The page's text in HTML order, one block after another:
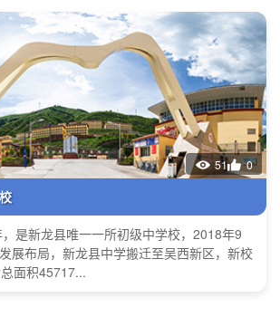
51 0
是新龙县唯一一所初级中学校，2018年9
展布局，新龙县中学搬迁至吴西新区，新校
面积45717...